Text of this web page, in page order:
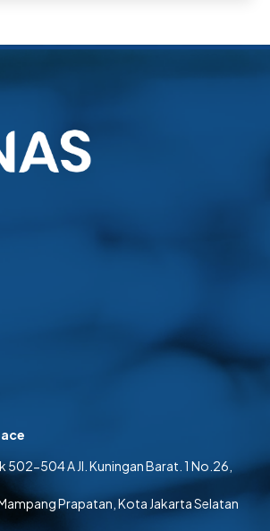
502-504 A Jl. Kuningan Barat. 1 No.26,
Prapatan, Kota Jakarta Selatan